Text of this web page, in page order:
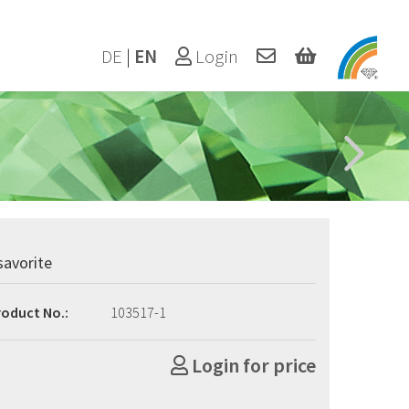
Login
DE | EN
No.: 103517-1
Login for price